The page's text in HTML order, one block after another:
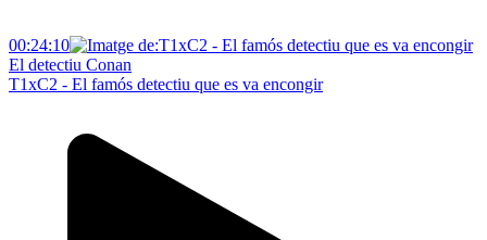
00:24:10
El detectiu Conan
T1xC2 - El famós detectiu que es va encongir